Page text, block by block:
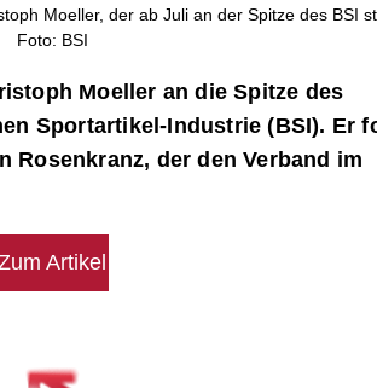
Moeller, der ab Juli an der Spitze des BSI
Foto: BSI
Moeller an die Spitze des
Sportartikel-Industrie (BSI). Er
Rosenkranz, der den Verband im
Artikel